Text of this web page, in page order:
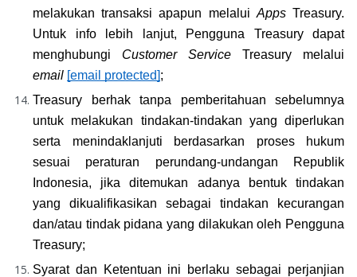
melakukan transaksi apapun melalui Apps Treasury.
Untuk info lebih lanjut, Pengguna Treasury dapat
menghubungi Customer Service
email [email protected];
Treasury berhak tanpa pemberitahuan sebelumnya
untuk melakukan tindakan-tindakan yang diperlukan
serta menindaklanjuti berdasarkan proses hukum
sesuai peraturan perundang-undangan Republik
Indonesia, jika ditemukan adanya bentuk tindakan
yang dikualifikasikan sebagai tindakan kecurangan
dan/atau tindak pidana yang dilakukan oleh Pengguna
Treasury;
Syarat dan Ketentuan ini berlaku sebagai perjanjian